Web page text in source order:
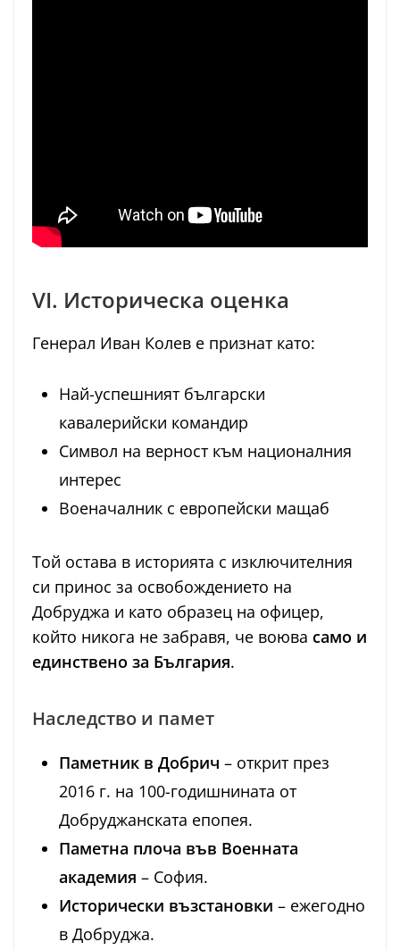
VI. Историческа оценка
Генерал Иван Колев е признат като:
Най-успешният български
кавалерийски командир
Символ на верност към националния
интерес
Военачалник с европейски мащаб
Той остава в историята с изключителния
си принос за освобождението на
Добруджа и като образец на офицер,
който никога не забравя, че воюва само и
единствено за България.
Наследство и памет
Паметник в Добрич – открит през
2016 г. на 100-годишнината от
Добруджанската епопея.
Паметна плоча във Военната
академия – София.
Исторически възстановки – ежегодно
в Добруджа.